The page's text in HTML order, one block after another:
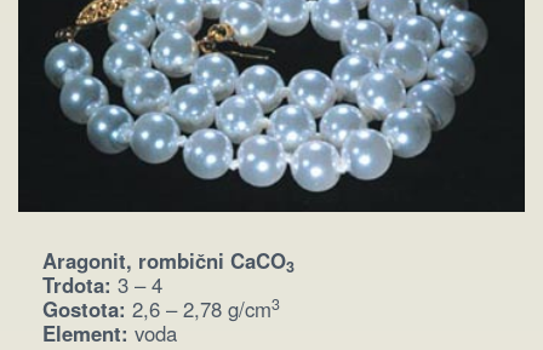
Aragonit, rombični CaCO3
Trdota: 3 – 4
Gostota: 2,6 – 2,78 g/cm3
Element: voda